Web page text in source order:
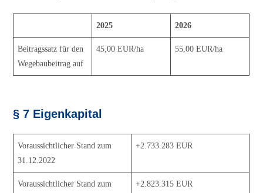
2025 2026
Beitragssatz für den
Wegebaubeitrag auf
45,00 EUR/ha 55,00 EUR/ha
§ 7 Eigenkapital
Voraussichtlicher Stand zum
31.12.2022
+2.733.283 EUR
Voraussichtlicher Stand zum
+2.823.315 EUR